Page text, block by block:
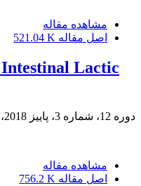
مشاهده مقاله
اصل مقاله 521.04 K
Lactic
دوره 12، شماره 3، پاییز 2018، صفحه
مشاهده مقاله
اصل مقاله 756.2 K